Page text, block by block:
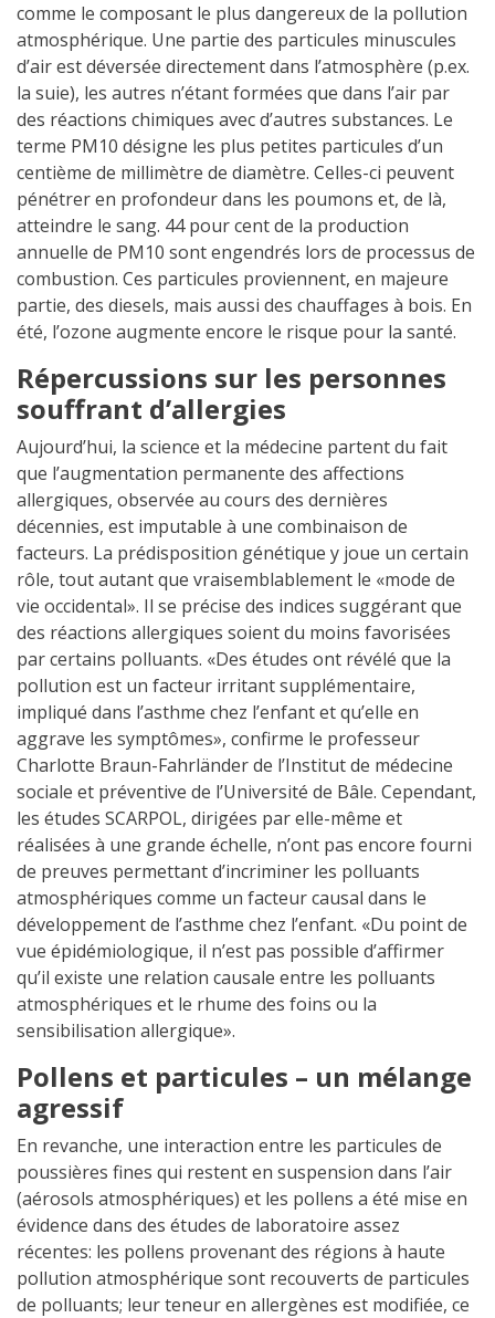
comme le composant le plus dangereux de la pollution
atmosphérique. Une partie des particules minuscules
d’air est déversée directement dans l’atmosphère (p.ex.
la suie), les autres n’étant formées que dans l’air par
des réactions chimiques avec d’autres substances. Le
terme PM10 désigne les plus petites particules d’un
centième de millimètre de diamètre. Celles-ci peuvent
pénétrer en profondeur dans les poumons et, de là,
atteindre le sang. 44 pour cent de la production
annuelle de PM10 sont engendrés lors de processus de
combustion. Ces particules proviennent, en majeure
partie, des diesels, mais aussi des chauffages à bois. En
été, l’ozone augmente encore le risque pour la santé.
Répercussions sur les personnes
souffrant d’allergies
Aujourd’hui, la science et la médecine partent du fait
que l’augmentation permanente des affections
allergiques, observée au cours des dernières
décennies, est imputable à une combinaison de
facteurs. La prédisposition génétique y joue un certain
rôle, tout autant que vraisemblablement le «mode de
vie occidental». Il se précise des indices suggérant que
des réactions allergiques soient du moins favorisées
par certains polluants. «Des études ont révélé que la
pollution est un facteur irritant supplémentaire,
impliqué dans l’asthme chez l’enfant et qu’elle en
aggrave les symptômes», confirme le professeur
Charlotte Braun-Fahrländer de l’Institut de médecine
sociale et préventive de l’Université de Bâle. Cependant,
les études SCARPOL, dirigées par elle-même et
réalisées à une grande échelle, n’ont pas encore fourni
de preuves permettant d’incriminer les polluants
atmosphériques comme un facteur causal dans le
développement de l’asthme chez l’enfant. «Du point de
vue épidémiologique, il n’est pas possible d’affirmer
qu’il existe une relation causale entre les polluants
atmosphériques et le rhume des foins ou la
sensibilisation allergique».
Pollens et particules – un mélange
agressif
En revanche, une interaction entre les particules de
poussières fines qui restent en suspension dans l’air
(aérosols atmosphériques) et les pollens a été mise en
évidence dans des études de laboratoire assez
récentes: les pollens provenant des régions à haute
pollution atmosphérique sont recouverts de particules
de polluants; leur teneur en allergènes est modifiée, ce